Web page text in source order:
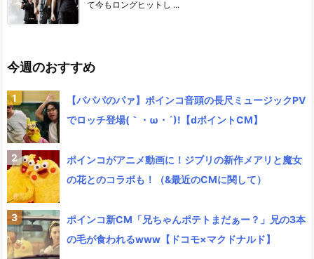
て今もロングヒットし ...
今週のおすすめ
【パパパのパァ】ポインコ音頭の長尺ミュージックPV
でロッチ登場(｀・ω・´)!【dポイントCM】
ポインコがアニメ動画に！ジブリの新作メアリと魔女
の花とのコラボも！（&最近のCMに関して）
ポインコ新CM「兄ちゃんポテトまだぁー？」兄の3本
の毛が食われるwww【ドコモ×マクドナルド】